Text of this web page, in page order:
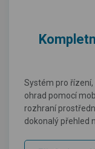
Systém pro
ohrad pomocí
rozhraní
dokonalý přehled